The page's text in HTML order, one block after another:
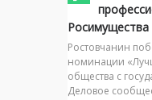
Росимущества
Ростовчанин
номинации
общества с
Деловое